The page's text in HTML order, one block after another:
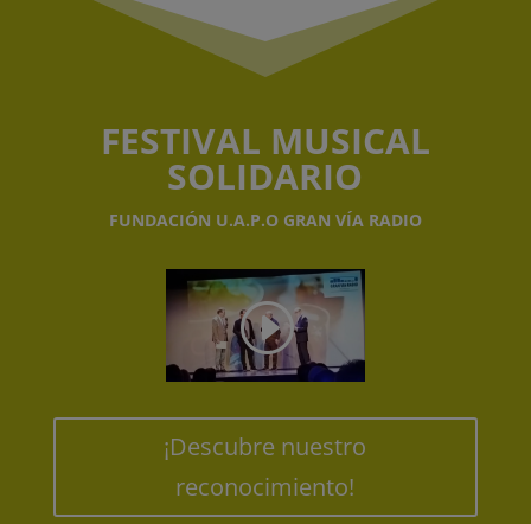
FESTIVAL MUSICAL
SOLIDARIO
FUNDACIÓN U.A.P.O GRAN VÍA RADIO
¡Descubre nuestro
reconocimiento!